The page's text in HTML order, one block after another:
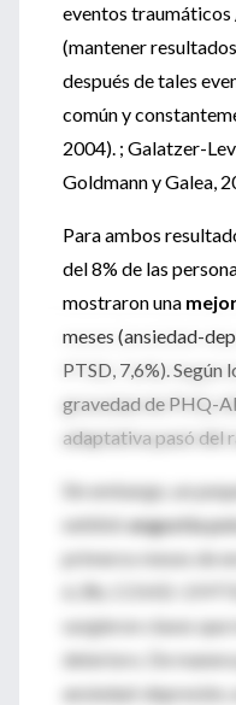
eventos traumáticos
(mantener
después de tales
común y
2004). ; Galatzer-
Goldmann y Galea,
Para ambos
del 8% de las
mostraron una
meses (ansiedad-
PTSD, 7,6%). Según
gravedad de PHQ-
adaptativa pasó del
Sin embargo, un
exhibióangustia
primeros meses de
6.3%; COVID-19
surgieron clases
deterioro. De
ansiedad-depresión,